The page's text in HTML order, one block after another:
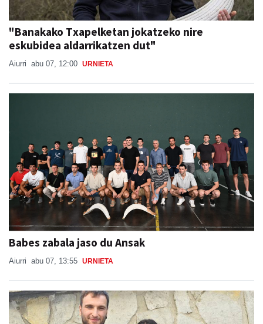
"Banakako Txapelketan jokatzeko nire
eskubidea aldarrikatzen dut"
Aiurri abu 07, 12:00 URNIETA
Babes zabala jaso du Ansak
Aiurri abu 07, 13:55 URNIETA